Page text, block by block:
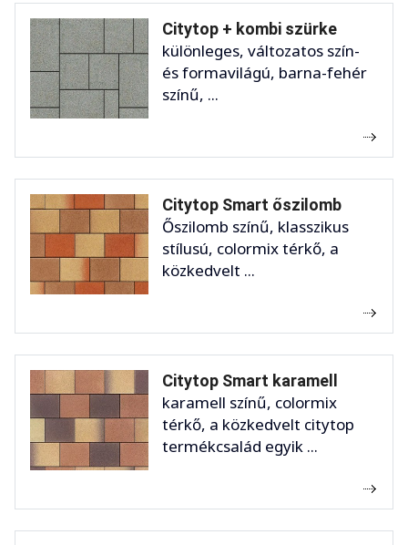
Citytop + kombi szürke
különleges, változatos szín-
és formavilágú, barna-fehér
színű, ...
Citytop Smart őszilomb
Őszilomb színű, klasszikus
stílusú, colormix térkő, a
közkedvelt ...
Citytop Smart karamell
karamell színű, colormix
térkő, a közkedvelt citytop
termékcsalád egyik ...